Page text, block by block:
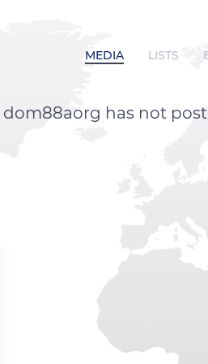
MEDIA LISTS
dom88aorg has not